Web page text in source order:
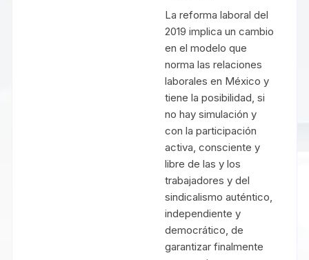
La reforma laboral del
2019 implica un cambio
en el modelo que
norma las relaciones
laborales en México y
tiene la posibilidad, si
no hay simulación y
con la participación
activa, consciente y
libre de las y los
trabajadores y del
sindicalismo auténtico,
independiente y
democrático, de
garantizar finalmente